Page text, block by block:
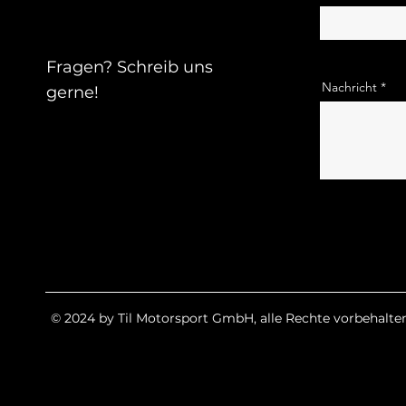
Fragen? Schreib uns
gerne!
Nachricht
© 2024 by Til Motorsport GmbH, alle Rechte